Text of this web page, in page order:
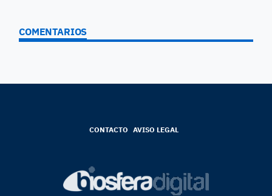
COMENTARIOS
CONTACTO AVISO LEGAL